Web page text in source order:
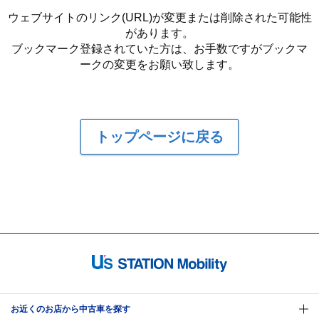
ウェブサイトのリンク(URL)が変更または削除された可能性
があります。
ブックマーク登録されていた方は、お手数ですがブックマ
ークの変更をお願い致します。
トップページに戻る
お近くのお店から中古車を探す